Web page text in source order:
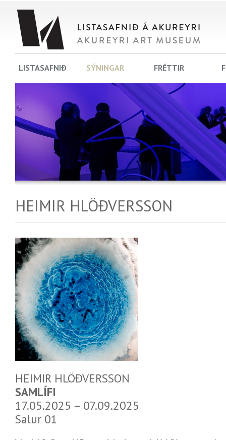
HEIMIR HLÖÐVERSSON
HEIMIR HLÖÐVERSSON
SAMLÍFI
17.05.2025 – 07.09.2025
Salur 01
LISTASAFNIÐ SÝNINGAR FRÉTTIR